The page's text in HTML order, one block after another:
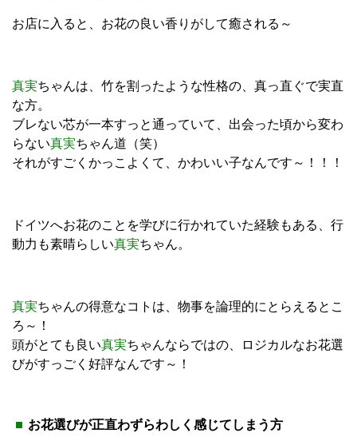
お店に入ると、お花の良い香りがして癒される～
真実ちゃんは、竹を割ったような性格の、真っ直ぐで実直
な方。
ブレない芯が一本すっと通っていて、出会った頃から変わ
らない真実ちゃん道（笑）
それがすごくかっこよくて、かわいい子なんです～！！！
ドイツへお花のことを学びに行かれていた経験もある、行
動力も素晴らしい真実ちゃん。
真実ちゃんの得意なコトは、物事を論理的にとらえるとこ
ろ～！
頭がとても良い真実ちゃんならではの、ロジカルなお花選
びがすっごく好評なんです～！
お花選びが正直わずらわしく感じてしまう方